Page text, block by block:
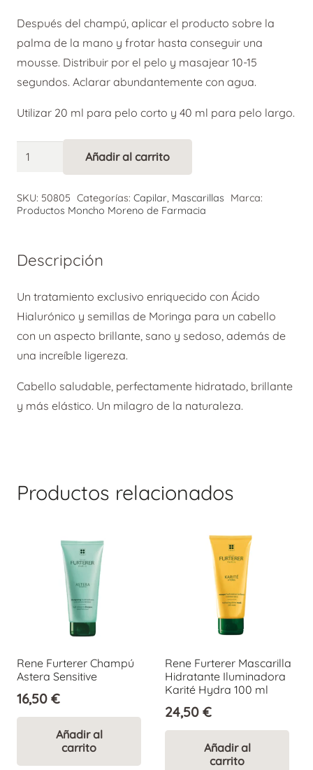
Después del champú, aplicar el producto sobre la
palma de la mano y frotar hasta conseguir una
mousse. Distribuir por el pelo y masajear 10-15
segundos. Aclarar abundantemente con agua.
Utilizar 20 ml para pelo corto y 40 ml para pelo largo.
Moncho
Water
Añadir al carrito
SKU: 50805 Categorías: Capilar Mascarillas
Marca:
Productos Moncho Moreno de Farmacia
Descripción
Un tratamiento exclusivo enriquecido con Ácido
Hialurónico y semillas de Moringa para un cabello
con un aspecto brillante, sano y sedoso, además de
una increíble ligereza.
Cabello saludable, perfectamente hidratado, brillante
y más elástico. Un milagro de la naturaleza.
Productos relacionados
Rene Furterer Champú
Astera Sensitive
16,50 €
Añadir al
carrito
Rene Furterer Mascarilla
Hidratante Iluminadora
Karité Hydra 100 ml
24,50 €
Añadir al
carrito